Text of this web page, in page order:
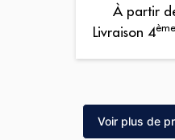
À partir
Livraison 4ème
Voir plus de